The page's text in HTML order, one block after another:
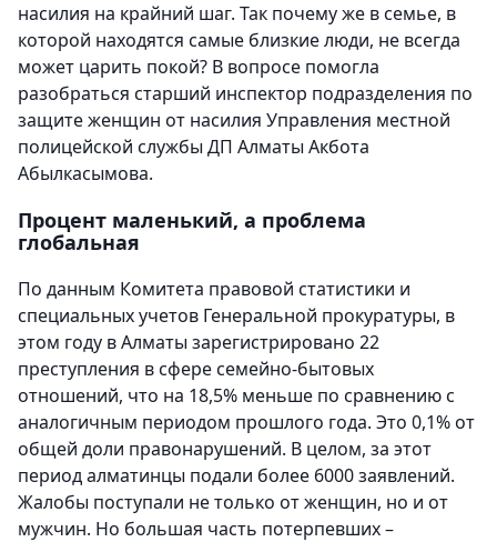
насилия на крайний шаг. Так почему же в семье, в
которой находятся самые близкие люди, не всегда
может царить покой? В вопросе помогла
разобраться старший инспектор подразделения по
защите женщин от насилия Управления местной
полицейской службы ДП Алматы Акбота
Абылкасымова.
Процент маленький, а проблема
глобальная
По данным Комитета правовой статистики и
специальных учетов Генеральной прокуратуры, в
этом году в Алматы зарегистрировано 22
преступления в сфере семейно-бытовых
отношений, что на 18,5% меньше по сравнению с
аналогичным периодом прошлого года. Это 0,1% от
общей доли правонарушений. В целом, за этот
период алматинцы подали более 6000 заявлений.
Жалобы поступали не только от женщин, но и от
мужчин. Но большая часть потерпевших –